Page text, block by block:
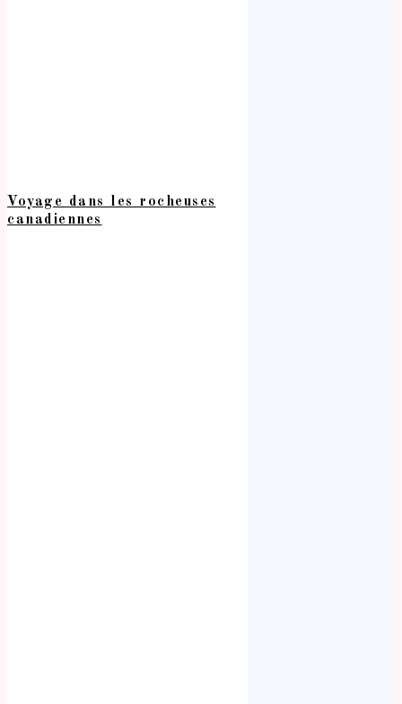
Voyage dans les rocheuses
canadiennes